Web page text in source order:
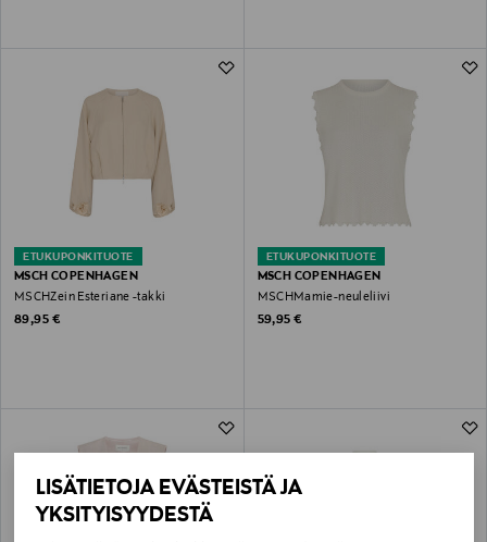
LISÄTIETOJA EVÄSTEISTÄ JA
YKSITYISYYDESTÄ
ETUKUPONKITUOTE
MSCH COPENHAGEN
MSCHZein Esteriane -takki
Original Price
89,95 €
ETUKUPONKITUOTE
MSCH COPENHAGEN
MSCHMamie-neuleliivi
Original Price
59,95 €